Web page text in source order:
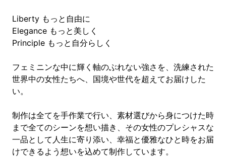
Liberty もっと自由に
Elegance もっと美しく
Principle もっと自分らしく
フェミニンな中に輝く軸のぶれない強さを、洗練された
世界中の女性たちへ、国境や世代を超えてお届けした
い。
制作は全てを手作業で行い、素材選びから身につけた時
まで全てのシーンを想い描き、その女性のプレシャスな
一品として人生に寄り添い、幸福と優雅なひと時をお届
けできるよう想いを込めて制作しています。